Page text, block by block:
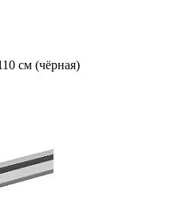
см (чёрная)